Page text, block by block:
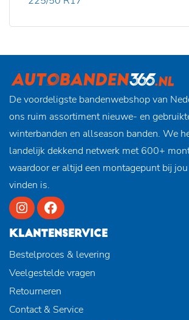
De voordeligste bandenwebshop van
ons ruim assortiment nieuwe- en
winterbanden en allseason banden. We
landelijk dekkend netwerk met 600+
waardoor er altijd een montagepunt bij
vinden is.
KLANTENSERVICE
Bestelproces & levering
Veelgestelde vragen
Retourneren
Contact & Service